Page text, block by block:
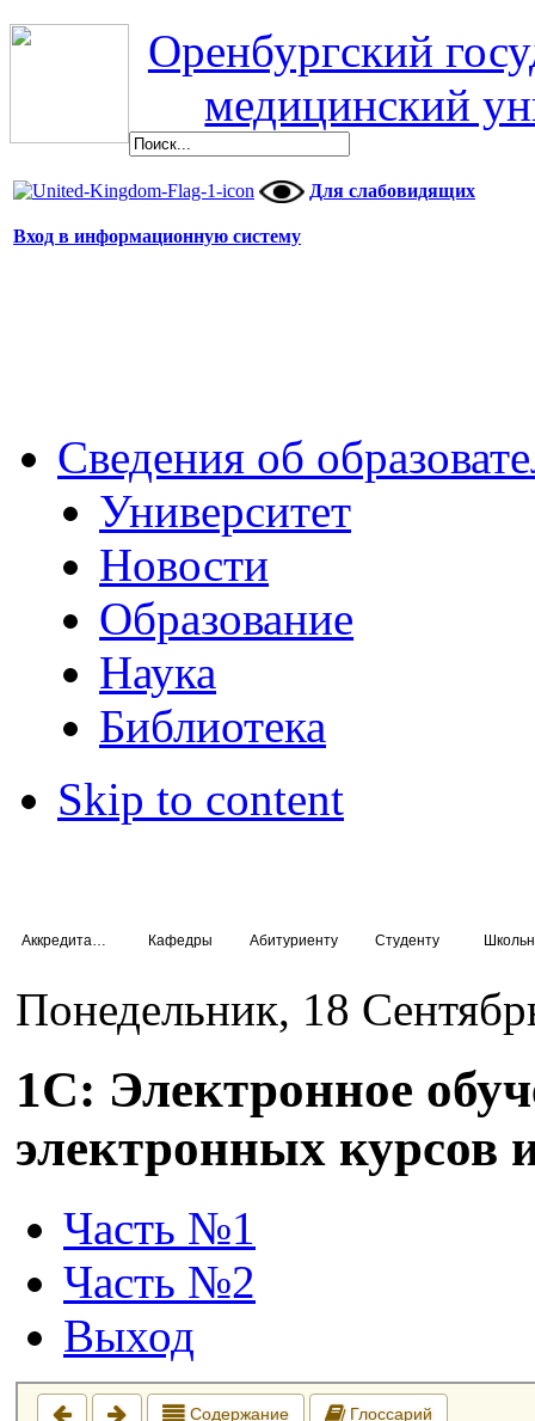
Оренбургский
медицинский
Для слабовидящих
Вход в информационную систему
Сведения об
Университет
Новости
Образование
Наука
Библиотека
Skip to content
Кафедры Абитуриенту Студенту
Понедельник, 18
1С: Электронное
электронных курсов
Часть №1
Часть №2
Выход